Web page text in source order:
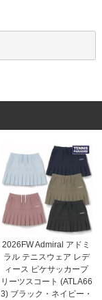
2026FW Admiral アドミ
ラル テニスウェア レデ
ィース ピケサッカープ
リーツスコート (ATLA66
3) ブラック・ネイビー・